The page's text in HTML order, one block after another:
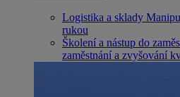
Logistika a sklady
rukou
Školení a nástup do
zaměstnání a zvyšování